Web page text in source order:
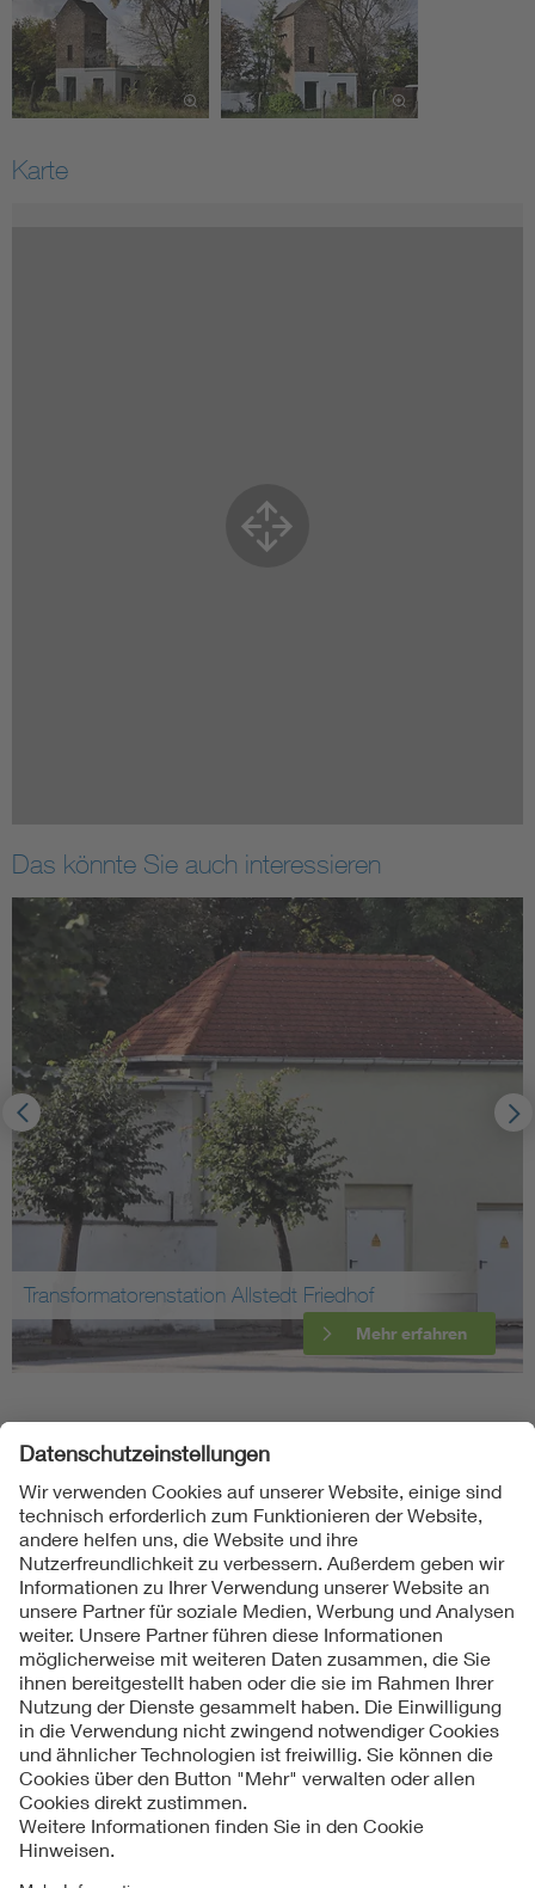
Karte
Das könnte Sie auch interessieren
Transformatorenstation Allstedt Friedhof
Mehr erfahren
Folgen Sie uns
Kontakte
Service
Impressum
Datenschutzinformationen